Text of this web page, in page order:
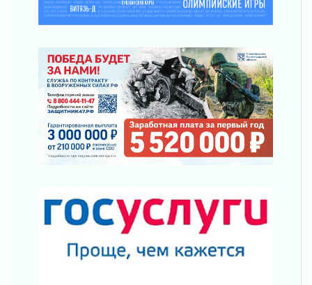
Не женское это дело...уверены?
01 августа 2026
Все силы в кулак
01 августа 2026
Айда на пляж!
01 августа 2026
Один в поле — не воин
01 августа 2026
Пик топливного кризиса в регионе прошёл
31 июля 2026
Ленинградцы — бойцам «Барс-Ленинградец»
31 июля 2026
Маршрутами будущего — к заветной цели
31 июля 2026